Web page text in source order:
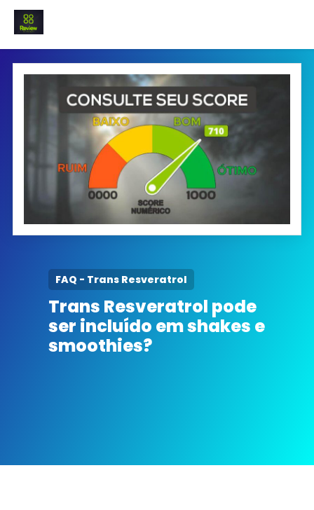
INICIO
Termo e Condições
Política Privacidade
SOBRE NÓS
FAQ - Trans Resveratrol
Trans Resveratrol pode
ser incluído em shakes e
smoothies?